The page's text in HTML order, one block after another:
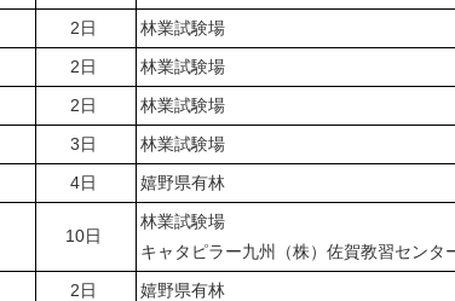
2日
林業試験場
2日
林業試験場
2日
林業試験場
3日
林業試験場
4日 嬉野県有林
10日
林業試験場
キャタピラー九州（株）佐賀教習センタ
2日
嬉野県有林